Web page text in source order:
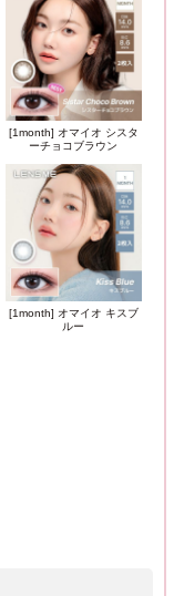
[1month] オマイオ シスタ
ーチョコブラウン
[1month] オマイオ キスブ
ルー